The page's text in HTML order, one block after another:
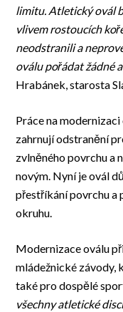
limitu. Atletický ovál
vlivem rostoucích
neodstranili a
oválu pořádat žádné
Hrabánek, starosta
Práce na
zahrnují odstranění
zvlněného povrchu a
novým. Nyní je ovál
přestříkání povrchu a
okruhu.
Modernizace oválu
mládežnické závody,
také pro dospělé
všechny atletické